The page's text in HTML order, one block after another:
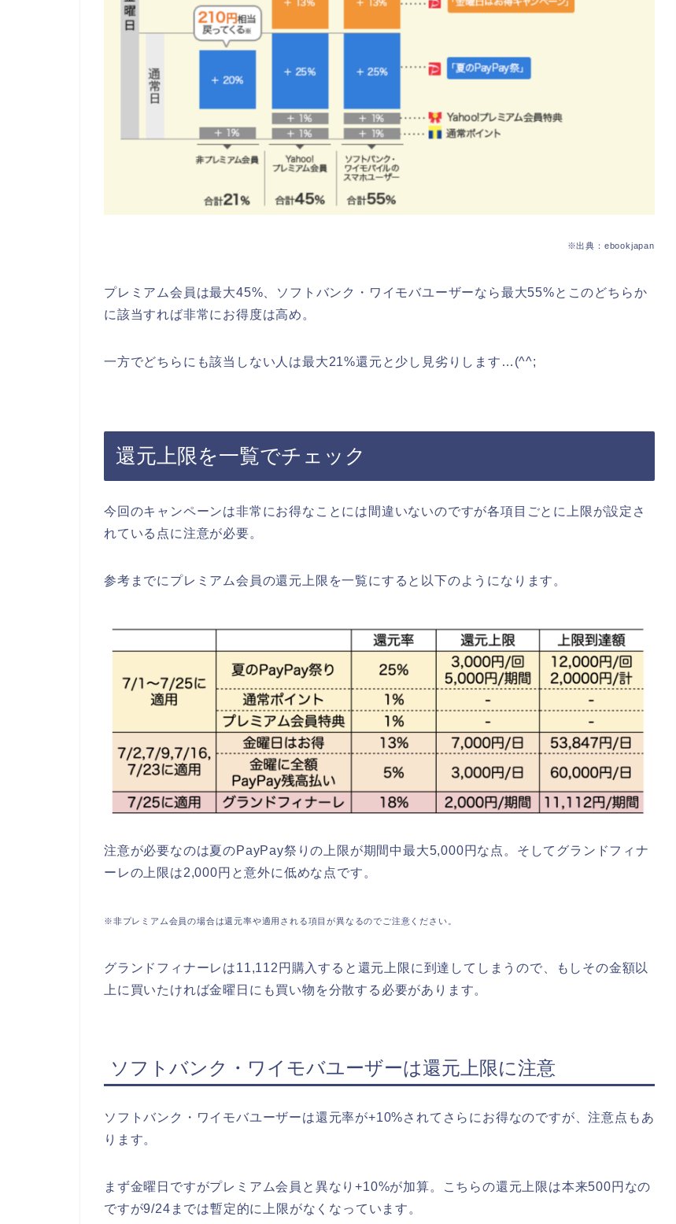
※出典：ebookjapan
プレミアム会員は最大45%、ソフトバンク・ワイモバユーザーなら最大55%とこのどちらか
に該当すれば非常にお得度は高め。
一方でどちらにも該当しない人は最大21%還元と少し見劣りします…(^^;
還元上限を一覧でチェック
今回のキャンペーンは非常にお得なことには間違いないのですが各項目ごとに上限が設定さ
れている点に注意が必要。
参考までにプレミアム会員の還元上限を一覧にすると以下のようになります。
注意が必要なのは夏のPayPay祭りの上限が期間中最大5,000円な点。そしてグランドフィナ
ーレの上限は2,000円と意外に低めな点です。
※非プレミアム会員の場合は還元率や適用される項目が異なるのでご注意ください。
グランドフィナーレは11,112円購入すると還元上限に到達してしまうので、もしその金額以
上に買いたければ金曜日にも買い物を分散する必要があります。
ソフトバンク・ワイモバユーザーは還元上限に注意
ソフトバンク・ワイモバユーザーは還元率が+10%されてさらにお得なのですが、注意点もあ
ります。
まず金曜日ですがプレミアム会員と異なり+10%が加算。こちらの還元上限は本来500円なの
ですが9/24までは暫定的に上限がなくなっています。